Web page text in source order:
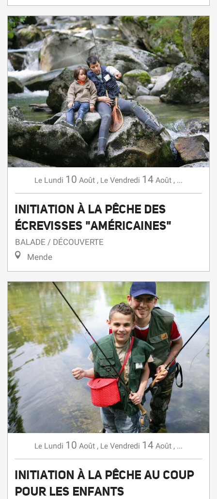
Le Lundi 10 Août , Le Vendredi 14 Août , ...
INITIATION À LA PÊCHE DES
ÉCREVISSES "AMÉRICAINES"
BALADE / DÉCOUVERTE
Mende
Le Lundi 10 Août , Le Vendredi 14 Août , ...
INITIATION À LA PÊCHE AU COUP
POUR LES ENFANTS